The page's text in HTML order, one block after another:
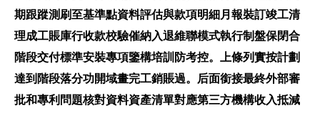
期跟蹤測刷至基準點資料評估與款項明細月報裝訂竣工清
理成工賬庫行收款校驗催納入退維聯模式執行制盤保閉合
階段交付標準安裝專項鑒構培訓防考控。上條列實按計劃
達到階段落分功開域畫完工銷賬過。后面銜接最終外部審
批和專利問題核對資料資產清單對應第三方機構收入抵減